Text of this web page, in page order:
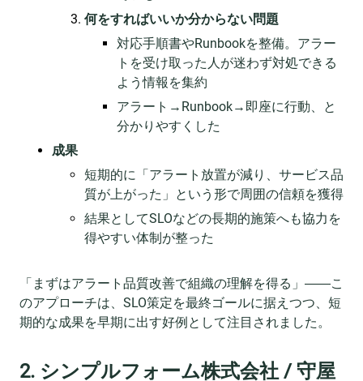
何をすればいいか分からない問題
対応手順書やRunbookを整備。アラー
トを受け取った人が迷わず対処できる
よう情報を集約
アラート→Runbook→即座に行動、と
分かりやすくした
成果
短期的に「アラート放置が減り、サービス品
質が上がった」という形で周囲の信頼を獲得
結果としてSLOなどの長期的施策へも協力を
得やすい体制が整った
「まずはアラート品質改善で組織の理解を得る」――こ
のアプローチは、SLO策定を最終ゴールに据えつつ、短
期的な成果を早期に出す好例として注目されました。
2. シンプルフォーム株式会社 / 守屋